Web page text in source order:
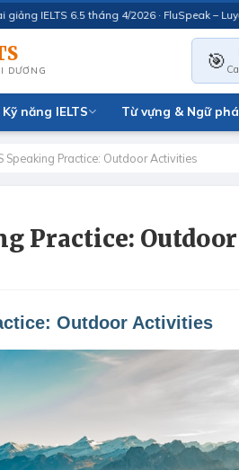
IELTS 6.5 tháng 4/2026 · FluSpeak – Luyện
DƯƠNG 🎯
Kỹ năng IELTS Từ vựng & Ngữ
Speaking Practice: Outdoor Activities
Practice:
Outdoor Activities